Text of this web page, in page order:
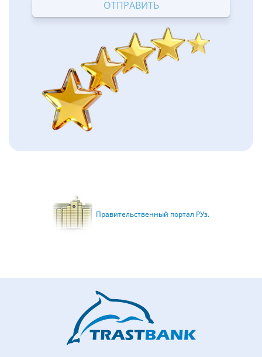
Правительственный портал РУз.